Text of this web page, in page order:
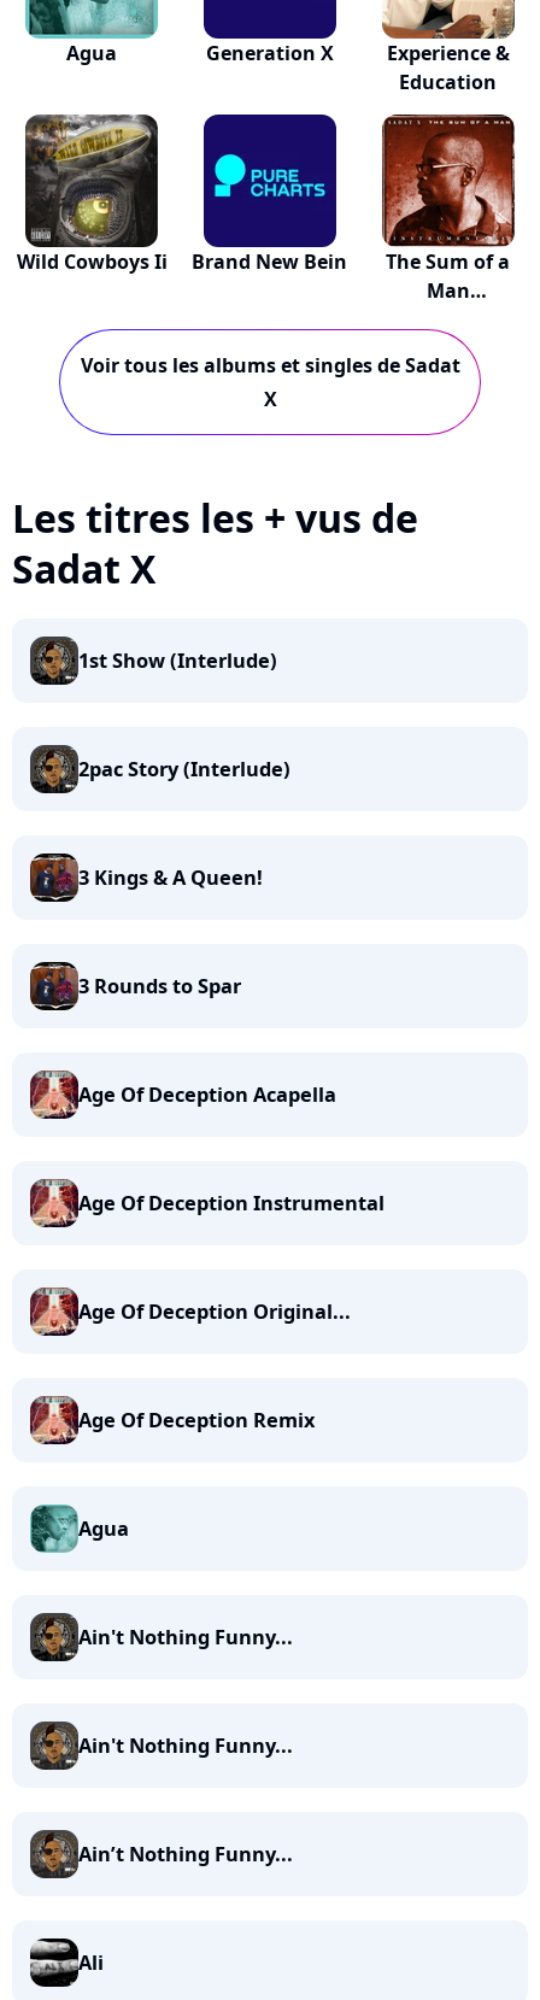
Agua Generation X
Experience &
Education
Wild Cowboys Ii Brand New Bein
The Sum of a
Man
Voir tous les albums et singles de Sadat
X
Les titres les + vus de
Sadat X
1st Show (Interlude)
2pac Story (Interlude)
3 Kings & A Queen!
3 Rounds to Spar
Age Of Deception Acapella
Age Of Deception Instrumental
Age Of Deception Original...
Age Of Deception Remix
Agua
Ain't Nothing Funny...
Ain't Nothing Funny...
Ain’t Nothing Funny...
Ali